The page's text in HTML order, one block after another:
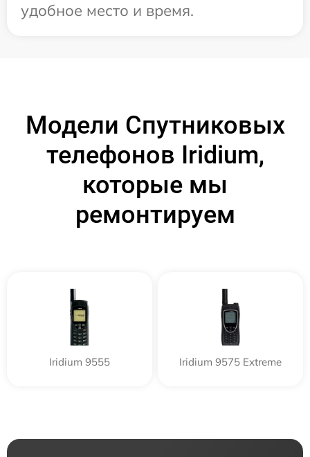
удобное место и время.
Модели Спутниковых
телефонов Iridium,
которые мы
ремонтируем
Iridium 9555 Iridium 9575 Extreme